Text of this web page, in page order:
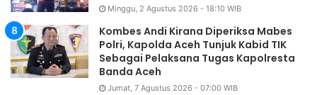
Minggu, 2 Agustus 2026 - 18:10 WIB
Kombes Andi Kirana Diperiksa Mabes
Polri, Kapolda Aceh Tunjuk Kabid TIK
Sebagai Pelaksana Tugas Kapolresta
Banda Aceh
Jumat, 7 Agustus 2026 - 07:00 WIB